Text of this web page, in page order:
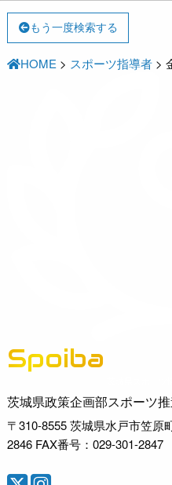
もう一度検索する
HOME > スポーツ指導者 >
Spoiba
茨城県政策企画部スポーツ
〒310-8555 茨城県水戸市笠原
2846 FAX番号：029-301-2847